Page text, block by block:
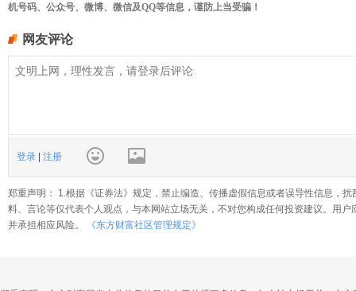
机号码、公众号、微博、微信及QQ等信息，谨防上当受骗！
网友评论
登录 | 注册
郑重声明： 1.根据《证券法》规定，禁止编造、传播虚假信息或者误导性信息，
料、言论等仅代表个人观点，与本网站立场无关，不对您构成任何投资建议。用
并承担相应风险。
《东方财富社区管理规定》